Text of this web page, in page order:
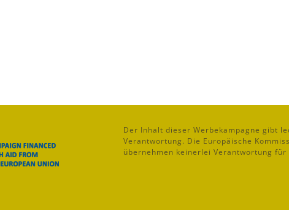
Der Inhalt dieser Werbekampagne gibt
Verantwortung. Die Europäische
übernehmen keinerlei Verantwortung